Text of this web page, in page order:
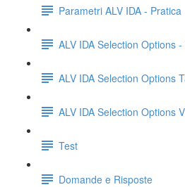
Parametri ALV IDA - Pratica
ALV IDA Selection Options -
ALV IDA Selection Options
ALV IDA Selection Options
Test
Domande e Risposte